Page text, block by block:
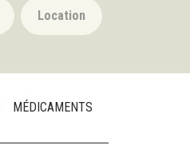
Location
MÉDICAMENTS